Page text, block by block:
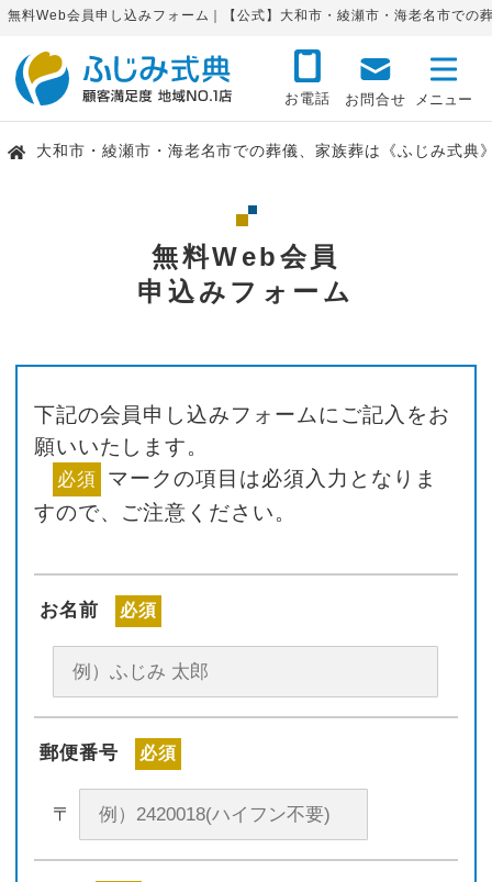
無料Web会員申し込みフォーム｜【公式】大和市・綾瀬市・海老名市での
お電話 お問合せ
大和市・綾瀬市・海老名市での葬儀、家族葬は《ふじみ式典
無料Web会員
申込みフォーム
下記の会員申し込みフォームにご記入をお
願いいたします。
必須 マークの項目は必須入力となりま
すので、ご注意ください。
お名前 必須
郵便番号 必須
〒